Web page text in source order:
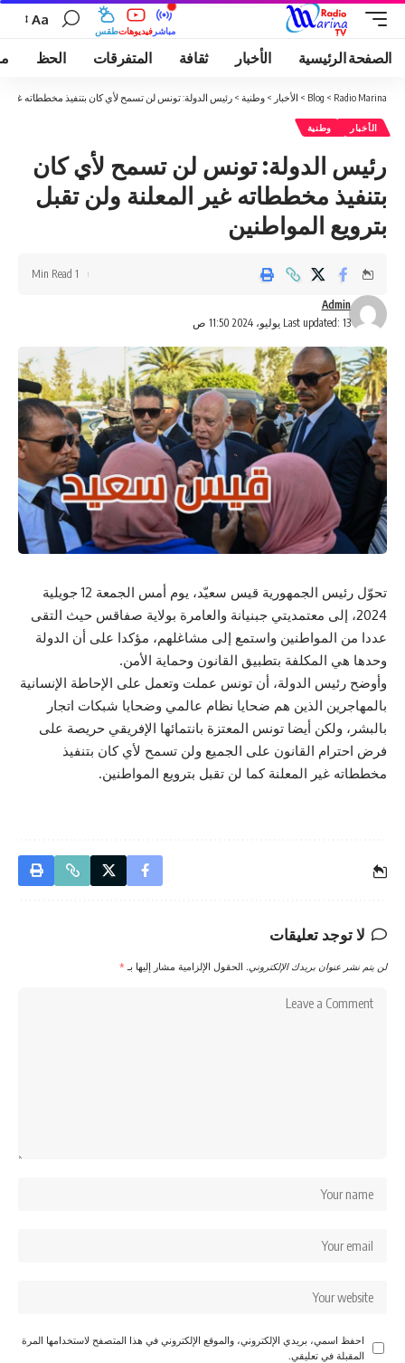
طقسفيديوهات مباشر
Aa
الصفحة الرئيسية الأخبار ثقافة المتفرقات الحظ
Radio Marina
>
Blog
> الأخبار > وطنية > رئيس الدولة: تونس لن تسمح لأي كان بتنفيذ مخططاته غير
الأخبار وطنية
رئيس الدولة: تونس لن تسمح لأي كان
بتنفيذ مخططاته غير المعلنة ولن تقبل
بترويع المواطنين
Last updated: 13 يوليو، 2024 11:50 ص
Admin
1 Min Read
تحوّل رئيس الجمهورية قيس سعيّد، يوم أمس الجمعة 12 جويلية
2024، إلى معتمديتي جبنيانة والعامرة بولاية صفاقس حيث التقى
عددا من المواطنين واستمع إلى مشاغلهم، مؤكدا على أن الدولة
وحدها هي المكلفة بتطبيق القانون وحماية الأمن.
وأوضح رئيس الدولة، أن تونس عملت وتعمل على الإحاطة الإنسانية
بالمهاجرين الذين هم ضحايا نظام عالمي وضحايا شبكات اتجار
بالبشر، ولكن أيضا تونس المعتزة بانتمائها الإفريقي حريصة على
فرض احترام القانون على الجميع ولن تسمح لأي كان بتنفيذ
مخططاته غير المعلنة كما لن تقبل بترويع المواطنين.
لا توجد تعليقات
لن يتم نشر عنوان بريدك الإلكتروني. الحقول الإلزامية مشار إليها بـ *
احفظ اسمي، بريدي الإلكتروني، والموقع الإلكتروني في هذا المتصفح لاستخدامها المرة
المقبلة في تعليقي.